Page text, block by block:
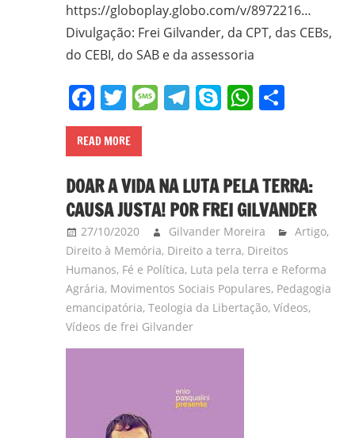
Ciências
Bíblicas
Pontifício
Instituto
doutorando
Educação
FAE/UFMG;
assessor
https://globoplay.globo.com/v/8972216…
Divulgação: Frei Gilvander, da CPT, das CEBs,
do CEBI, do SAB e da assessoria
Facebook
Twitter
Message
Telegram
SkypeShare
READ MORE
DOAR A VIDA NA LUTA PELA TERRA:
CAUSA JUSTA! POR FREI GILVANDER
27/10/2020 Gilvander Moreira Artigo,
Direito à Memória, Direito a terra, Direitos
Humanos, Fé e Política, Luta pela terra e Reforma
Agrária, Movimentos Sociais Populares, Pedagogia
emancipatória, Teologia da Libertação, Vídeos,
Vídeos de frei Gilvander